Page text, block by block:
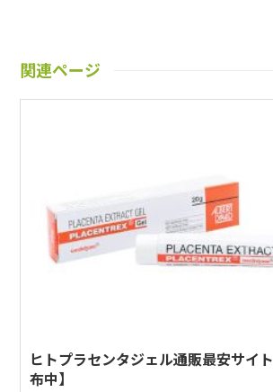
関連ページ
ヒトプラセンタジェル通販最安サイ
布中】